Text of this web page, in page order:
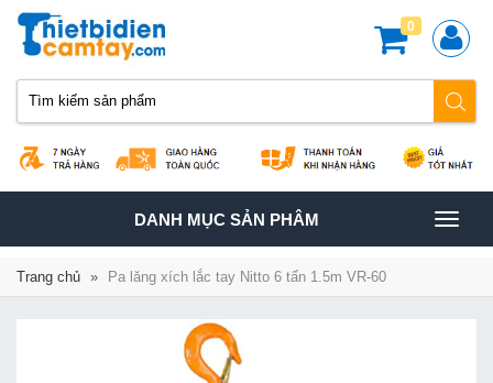
0
TOGGLE
NAVIGATION
DANH MỤC SẢN PHÂM
Trang chủ » Pa lăng xích lắc tay Nitto 6 tấn 1.5m VR-60